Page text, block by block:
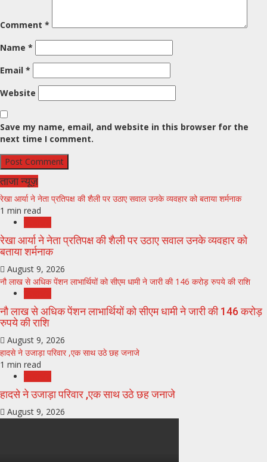
Comment *
Name *
Email *
Website
Save my name, email, and website in this browser for the
next time I comment.
ताजा न्यूज़
रेखा आर्या ने नेता प्रतिपक्ष की शैली पर उठाए सवाल उनके व्यवहार को बताया शर्मनाक
1 min read
रेखा आर्या ने नेता प्रतिपक्ष की शैली पर उठाए सवाल उनके व्यवहार को
बताया शर्मनाक
August 9, 2026
नौ लाख से अधिक पेंशन लाभार्थियों को सीएम धामी ने जारी की 146 करोड़ रुपये की राशि
नौ लाख से अधिक पेंशन लाभार्थियों को सीएम धामी ने जारी की 146 करोड़
रुपये की राशि
August 9, 2026
हादसे ने उजाड़ा परिवार ,एक साथ उठे छह जनाजे
1 min read
हादसे ने उजाड़ा परिवार ,एक साथ उठे छह जनाजे
August 9, 2026